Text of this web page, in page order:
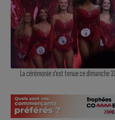
La cérémonie s'est tenue ce dimanche